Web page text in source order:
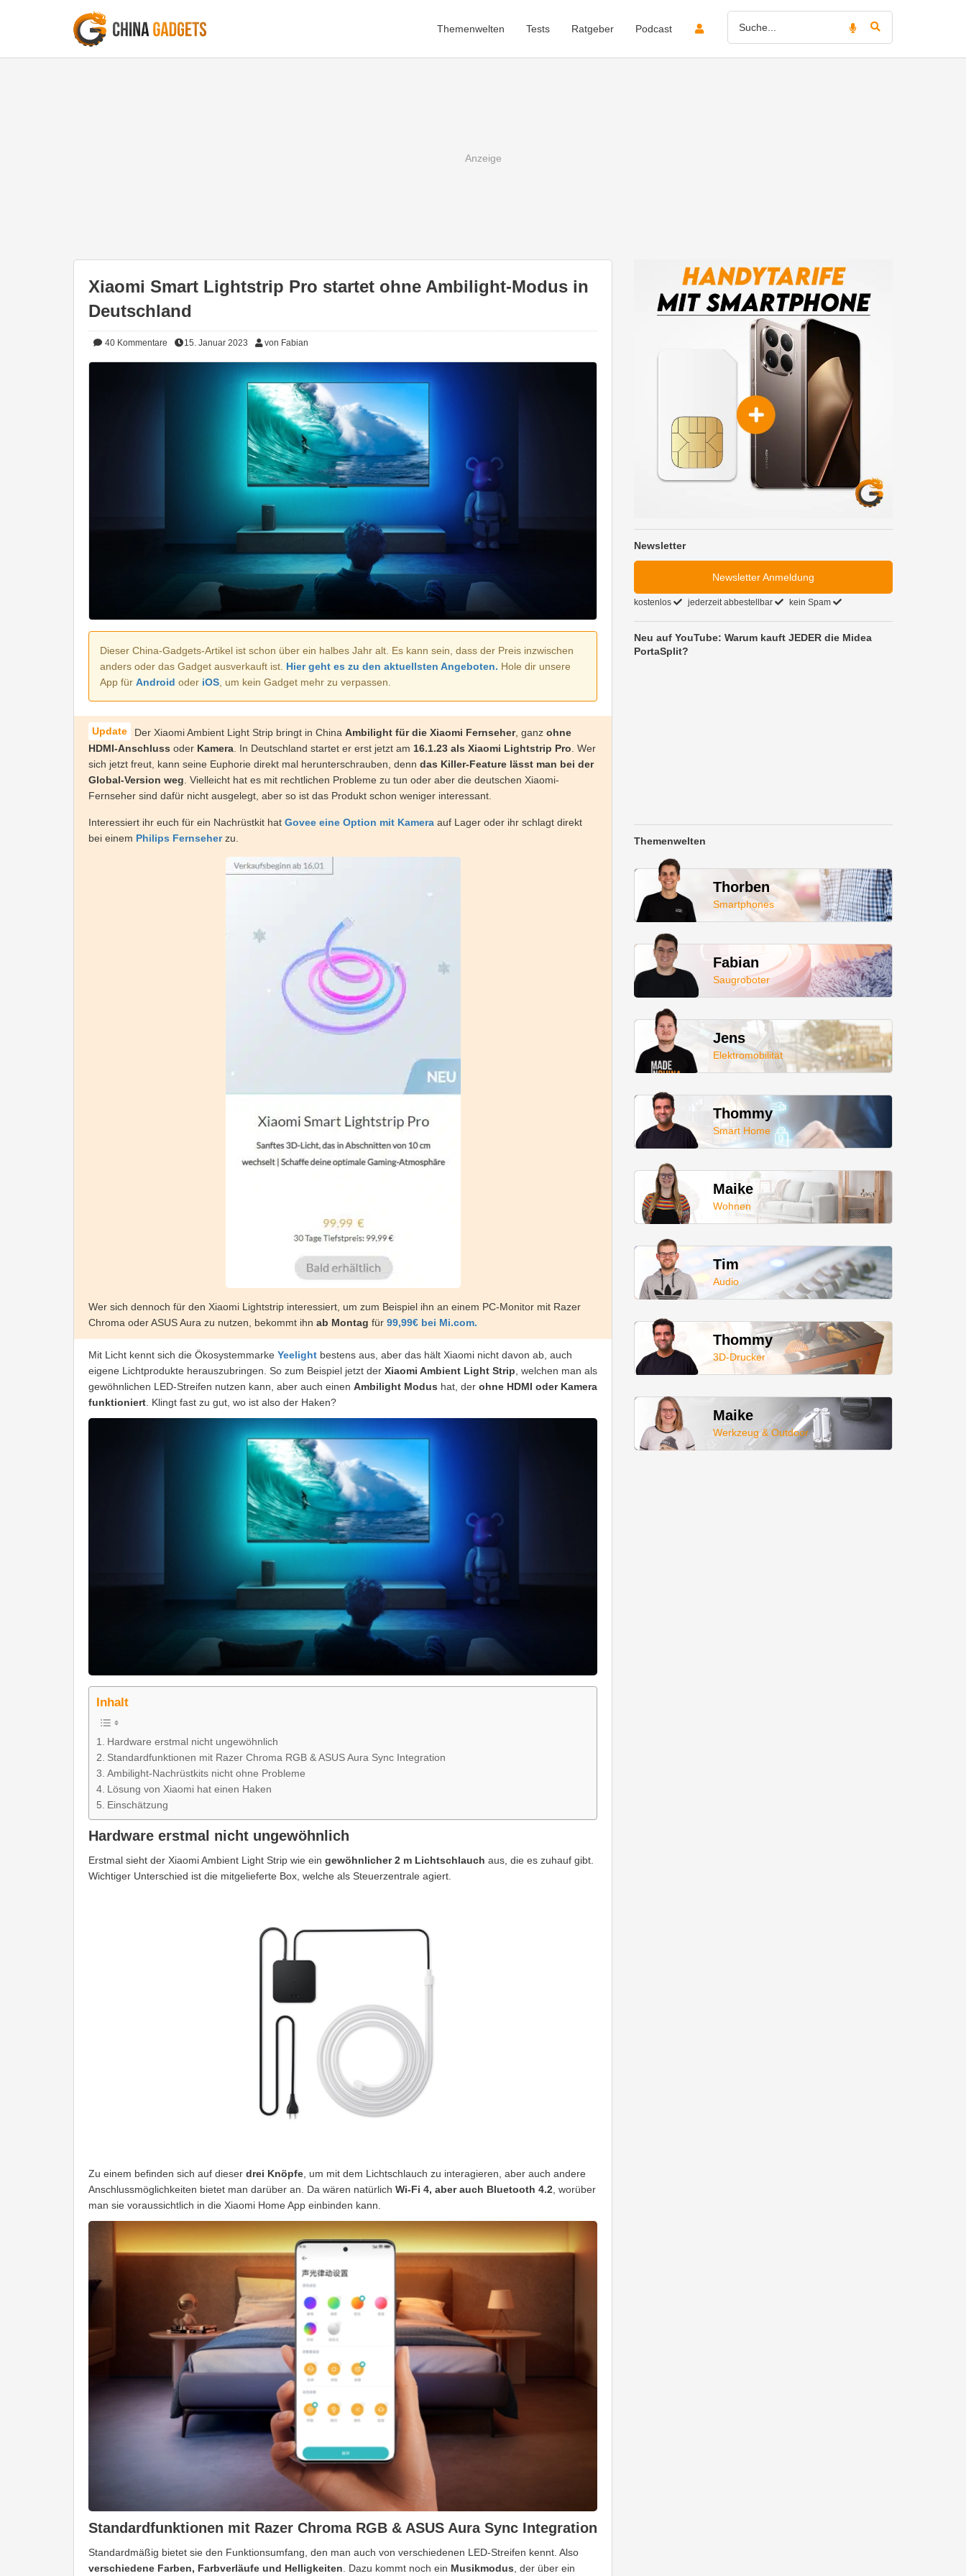
Themenwelten Tests Ratgeber Podcast
Xiaomi Smart Lightstrip Pro startet ohne Ambilight-Modus in
Deutschland
40 Kommentare 15. Januar 2023 von Fabian
Dieser China-Gadgets-Artikel ist schon über ein halbes Jahr alt. Es kann sein, dass der Preis inzwischen
anders oder das Gadget ausverkauft ist. Hier geht es zu den aktuellsten Angeboten. Hole dir unsere
App für Android oder iOS , um kein Gadget mehr zu verpassen.
Der Xiaomi Ambient Light Strip bringt in China Ambilight für die Xiaomi Fernseher, ganz ohne
HDMI-Anschluss oder Kamera . In Deutschland startet er erst jetzt am 16.1.23 als Xiaomi Lightstrip Pro . Wer
sich jetzt freut, kann seine Euphorie direkt mal herunterschrauben, denn das Killer-Feature lässt man bei der
Global-Version weg . Vielleicht hat es mit rechtlichen Probleme zu tun oder aber die deutschen Xiaomi-
Fernseher sind dafür nicht ausgelegt, aber so ist das Produkt schon weniger interessant.
Interessiert ihr euch für ein Nachrüstkit hat Govee eine Option mit Kamera auf Lager oder ihr schlagt direkt
bei einem Philips Fernseherzu.
Wer sich dennoch für den Xiaomi Lightstrip interessiert, um zum Beispiel ihn an einem PC-Monitor mit Razer
Chroma oder ASUS Aura zu nutzen, bekommt ihn ab Montag für 99,99€ bei Mi.com.
Mit Licht kennt sich die Ökosystemmarke Yeelight bestens aus, aber das hält Xiaomi nicht davon ab, auch
eigene Lichtprodukte herauszubringen. So zum Beispiel jetzt der Xiaomi Ambient Light Strip , welchen man als
gewöhnlichen LED-Streifen nutzen kann, aber auch einen Ambilight Modus hat, der ohne HDMI oder Kamera
funktioniert . Klingt fast zu gut, wo ist also der Haken?
Inhalt
Hardware erstmal nicht ungewöhnlich
Standardfunktionen mit Razer Chroma RGB & ASUS Aura Sync Integration
Ambilight-Nachrüstkits nicht ohne Probleme
Lösung von Xiaomi hat einen Haken
Einschätzung
Hardware erstmal nicht ungewöhnlich
Erstmal sieht der Xiaomi Ambient Light Strip wie ein gewöhnlicher 2 m Lichtschlauch aus, die es zuhauf gibt.
Wichtiger Unterschied ist die mitgelieferte Box, welche als Steuerzentrale agiert.
Zu einem befinden sich auf dieser drei Knöpfe, um mit dem Lichtschlauch zu interagieren, aber auch andere
Anschlussmöglichkeiten bietet man darüber an. Da wären natürlich Wi-Fi 4, aber auch Bluetooth 4.2, worüber
man sie voraussichtlich in die Xiaomi Home App einbinden kann.
Standardfunktionen mit Razer Chroma RGB & ASUS Aura Sync Integration
Standardmäßig bietet sie den Funktionsumfang, den man auch von verschiedenen LED-Streifen kennt. Also
verschiedene Farben, Farbverläufe und Helligkeiten. Dazu kommt noch ein Musikmodus, der über ein
Newsletter
Newsletter Anmeldung
kostenlos jederzeit abbestellbar kein Spam
Neu auf YouTube: Warum kauft JEDER die Midea
PortaSplit?
Themenwelten
Thorben
Smartphones
Fabian
Saugroboter
Jens
Elektromobilität
Thommy
Smart Home
Maike
Wohnen
Tim
Audio
Thommy
3D-Drucker
Maike
Werkzeug & Outdoor